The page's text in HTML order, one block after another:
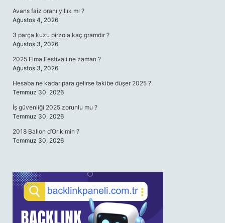
Avans faiz oranı yıllık mı ?
Ağustos 4, 2026
3 parça kuzu pirzola kaç gramdır ?
Ağustos 3, 2026
2025 Elma Festivali ne zaman ?
Ağustos 3, 2026
Hesaba ne kadar para gelirse takibe düşer 2025 ?
Temmuz 30, 2026
İş güvenliği 2025 zorunlu mu ?
Temmuz 30, 2026
2018 Ballon d’Or kimin ?
Temmuz 30, 2026